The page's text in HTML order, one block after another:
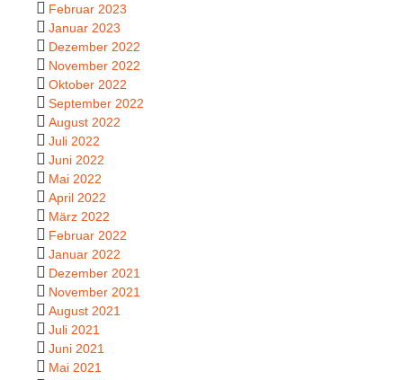
Februar 2023
Januar 2023
Dezember 2022
November 2022
Oktober 2022
September 2022
August 2022
Juli 2022
Juni 2022
Mai 2022
April 2022
März 2022
Februar 2022
Januar 2022
Dezember 2021
November 2021
August 2021
Juli 2021
Juni 2021
Mai 2021